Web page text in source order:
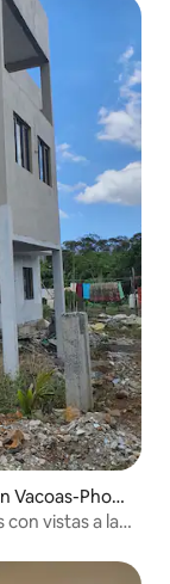
Vacoas-Phoe
vistas a la